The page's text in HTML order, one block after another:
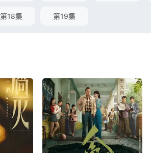
第18集 第19集